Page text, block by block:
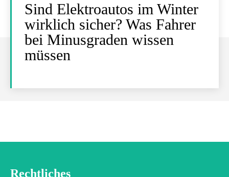
Sind Elektroautos im Winter
wirklich sicher? Was Fahrer
bei Minusgraden wissen
müssen
Rechtliches